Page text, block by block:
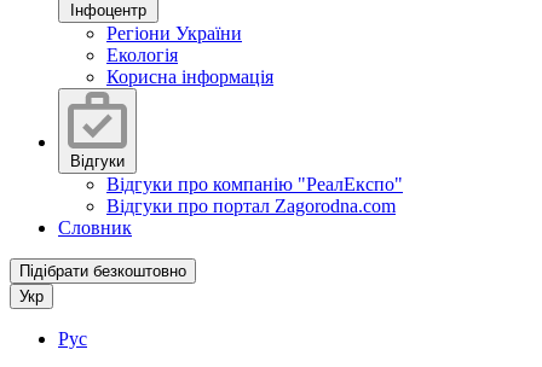
Інфоцентр
Регіони України
Екологія
Корисна інформація
Відгуки
Відгуки про компанію "РеалЕкспо"
Відгуки про портал Zagorodna.com
Словник
Підібрати безкоштовно
Укр
Рус